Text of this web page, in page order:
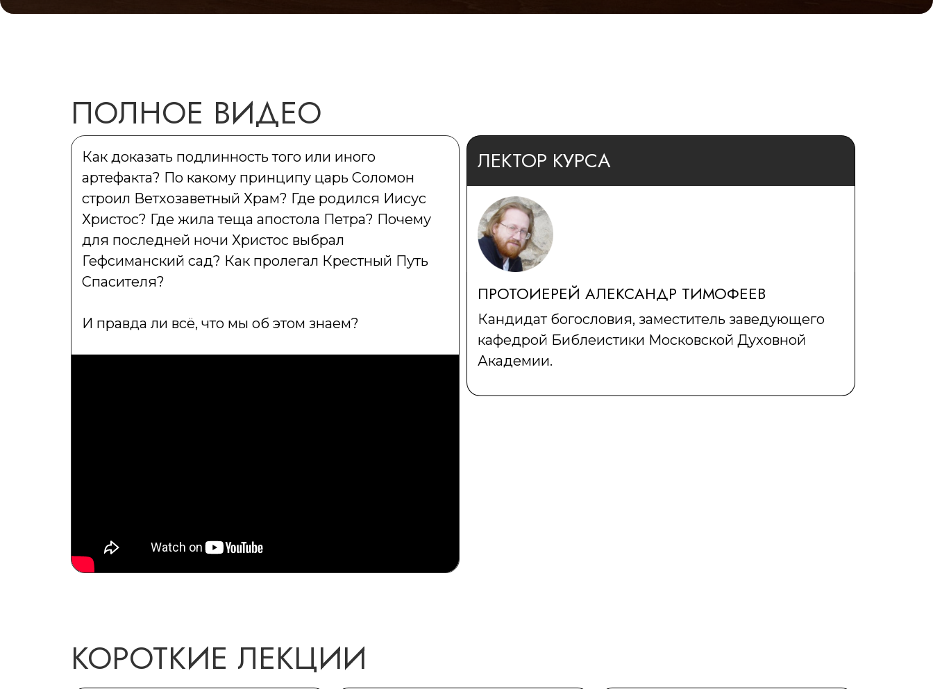
ПОЛНОЕ ВИДЕО
Как доказать подлинность того или иного
артефакта? По какому принципу царь Соломон
строил Ветхозаветный Храм? Где родился Иисус
Христос? Где жила теща апостола Петра? Почему
для последней ночи Христос выбрал
Гефсиманский сад? Как пролегал Крестный Путь
Спасителя?
И правда ли всё, что мы об этом знаем?
ЛЕКТОР КУРСА
ПРОТОИЕРЕЙ АЛЕКСАНДР ТИМОФЕЕВ
Кандидат богословия, заместитель заведующего
кафедрой Библеистики Московской Духовной
Академии.
КОРОТКИЕ ЛЕКЦИИ